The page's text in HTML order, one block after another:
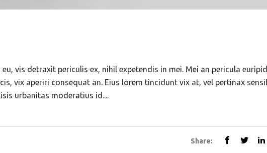
vis detraxit periculis ex, nihil expetendis in mei. Mei an pericula
vix aperiri consequat an. Eius lorem tincidunt vix at, vel pertinax
urbanitas moderatius id....
Share: